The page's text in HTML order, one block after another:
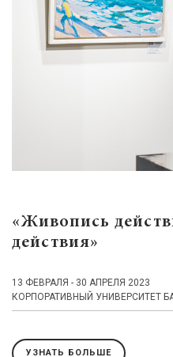
«Живопись
действия»
13 ФЕВРАЛЯ - 30 АПРЕЛЯ 2023
КОРПОРАТИВНЫЙ УНИВЕРСИТЕТ
УЗНАТЬ БОЛЬШЕ